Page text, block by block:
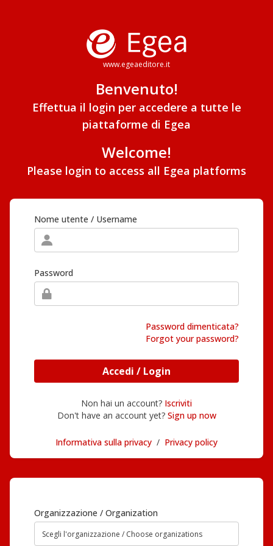
www.egeaeditore.it
Benvenuto!
Effettua il login per accedere a tutte le
piattaforme di Egea
Welcome!
Please login to access all Egea platforms
Nome utente / Username
Password
Password dimenticata?
Forgot your password?
Accedi / Login
Non hai un account? Iscriviti
Don't have an account yet? Sign up now
Informativa sulla privacy / Privacy policy
Organizzazione / Organization